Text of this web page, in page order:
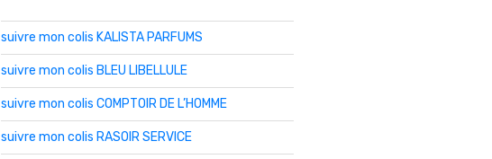
suivre mon colis KALISTA PARFUMS
suivre mon colis BLEU LIBELLULE
suivre mon colis COMPTOIR DE L’HOMME
suivre mon colis RASOIR SERVICE